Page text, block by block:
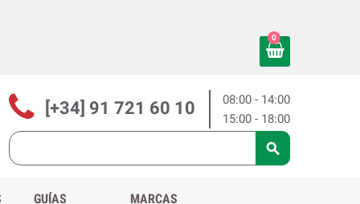
0
08:00 - 14:00
15:00 - 18:00
[+34] 91 721 60 10

GUÍAS MARCAS